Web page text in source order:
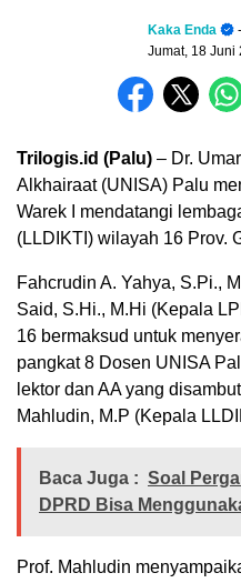
Kaka Enda
Jumat, 18 Juni
Trilogis.id (Palu) – Dr.
Alkhairaat (UNISA) Palu
Warek I mendatangi
(LLDIKTI) wilayah 16 Prov.
Fahcrudin A. Yahya, S.Pi.,
Said, S.Hi., M.Hi (Kepala
16 bermaksud untuk
pangkat 8 Dosen UNISA
lektor dan AA yang
Mahludin, M.P (Kepala
Baca Juga : Soal
DPRD Bisa
Prof. Mahludin